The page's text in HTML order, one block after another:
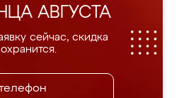
АВГУСТА
сейчас, скидка